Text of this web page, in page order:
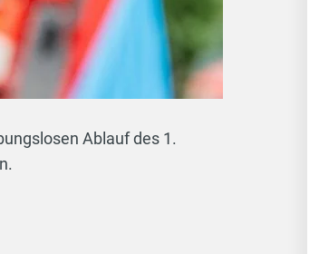
Ablauf des 1.